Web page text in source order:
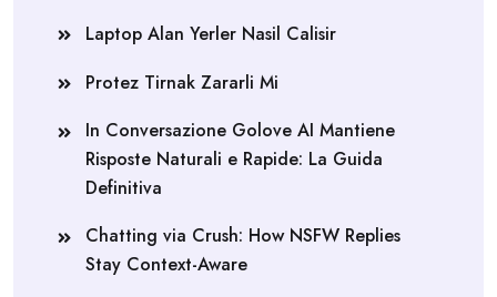
Laptop Alan Yerler Nasil Calisir
Protez Tirnak Zararli Mi
In Conversazione Golove AI Mantiene
Risposte Naturali e Rapide: La Guida
Definitiva
Chatting via Crush: How NSFW Replies
Stay Context-Aware